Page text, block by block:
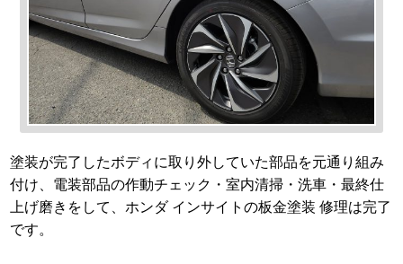
塗装が完了したボディに取り外していた部品を元通り組み
付け、電装部品の作動チェック・室内清掃・洗車・最終仕
上げ磨きをして、ホンダ インサイトの板金塗装 修理は完了
です。